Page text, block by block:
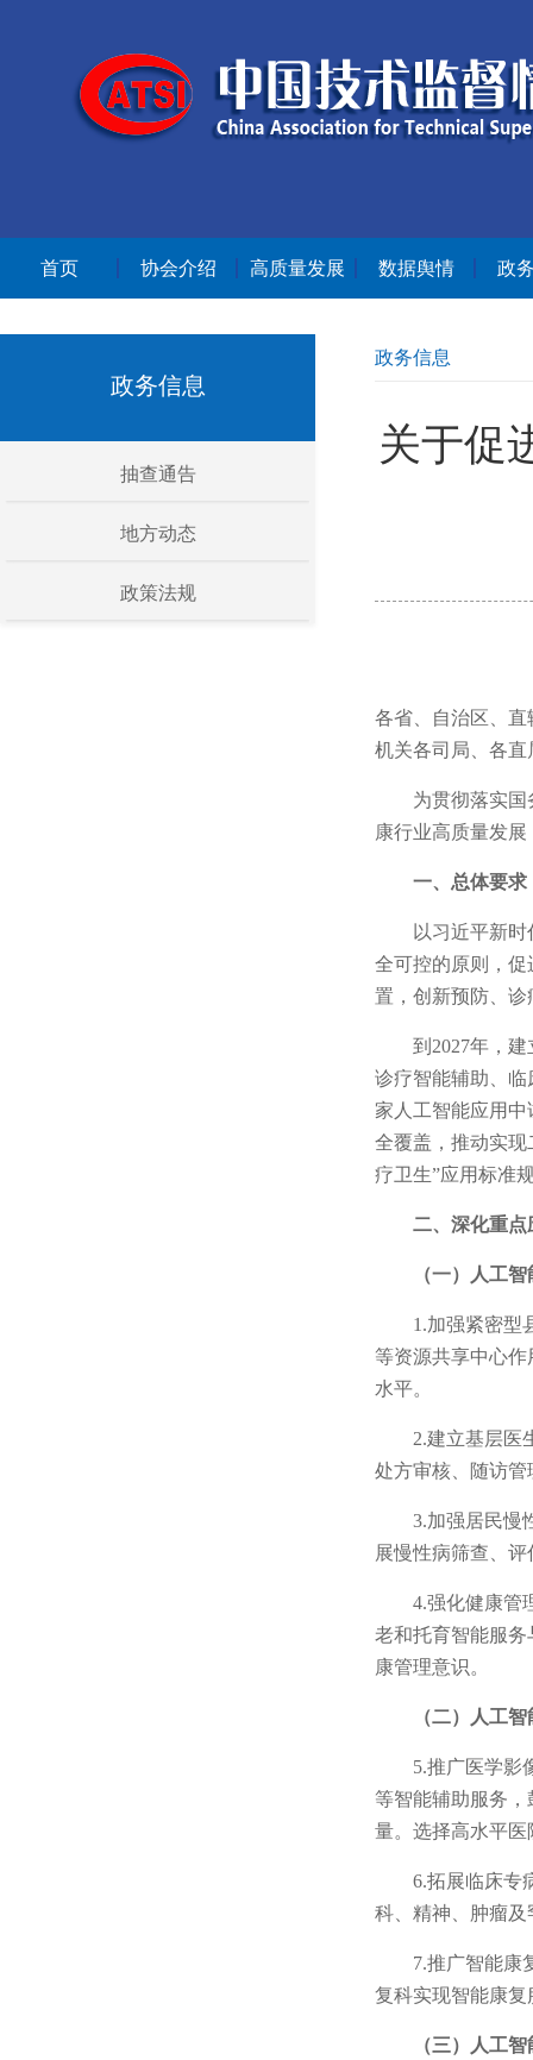
首页 协会介绍 高质量发展 数据舆情 政
政务信息
抽查通告
地方动态
政策法规
政务信息
关于促
各省、自治区、
机关各司局、各
为贯彻落实国
康行业高质量发
一、总体要求
以习近平新
全可控的原则，
置，创新预防、
到2027年，
诊疗智能辅助、
家人工智能应用
全覆盖，推动实
疗卫生”应用标准
二、深化重点
（一）人工
1.加强紧密型
等资源共享中心
水平。
2.建立基层医
处方审核、随访
3.加强居民慢
展慢性病筛查、
4.强化健康管
老和托育智能服
康管理意识。
（二）人工
5.推广医学影
等智能辅助服务
量。选择高水平
6.拓展临床专
科、精神、肿瘤
7.推广智能康
复科实现智能康
（三）人工